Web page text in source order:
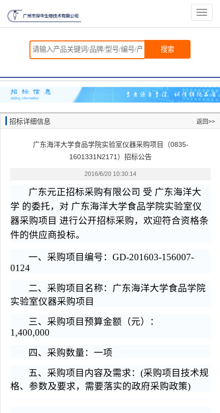
切
换
搜索
招标详细信息 返回>>
广东海洋大学食品学院实验室仪器采购项目（0835-
1601331N2171）招标公告
2016/6/20 10:30:14
广东元正招标采购有限公司 受 广东海洋大
学 的委托，对 广东海洋大学食品学院实验室仪
器采购项目 进行公开招标采购， 欢迎符合资格条
件的供应商投标。
一、采购项目编号：GD-201603-156007-
0124
二、采购项目名称：广东海洋大学食品学院
实验室仪器采购项目
三、采购项目预算金额（元）：
1,400,000
四、采购数量：一项
五、采购项目内容及需求：(采购项目技术规
格、参数及要求，需要落实的政府采购政策)